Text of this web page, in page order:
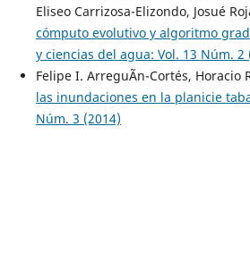
Eliseo Carrizosa-Elizondo, Josué
cómputo evolutivo y algoritmo
y ciencias del agua: Vol. 13 Núm.
Felipe I. ArreguÃ­n-Cortés, Horacio
las inundaciones en la planicie
Núm. 3 (2014)